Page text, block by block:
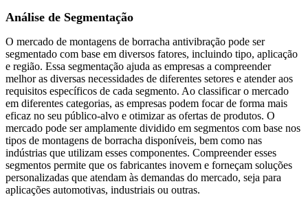
Análise de Segmentação
O mercado de montagens de borracha antivibração pode ser
segmentado com base em diversos fatores, incluindo tipo, aplicação
e região. Essa segmentação ajuda as empresas a compreender
melhor as diversas necessidades de diferentes setores e atender aos
requisitos específicos de cada segmento. Ao classificar o mercado
em diferentes categorias, as empresas podem focar de forma mais
eficaz no seu público-alvo e otimizar as ofertas de produtos. O
mercado pode ser amplamente dividido em segmentos com base nos
tipos de montagens de borracha disponíveis, bem como nas
indústrias que utilizam esses componentes. Compreender esses
segmentos permite que os fabricantes inovem e forneçam soluções
personalizadas que atendam às demandas do mercado, seja para
aplicações automotivas, industriais ou outras.